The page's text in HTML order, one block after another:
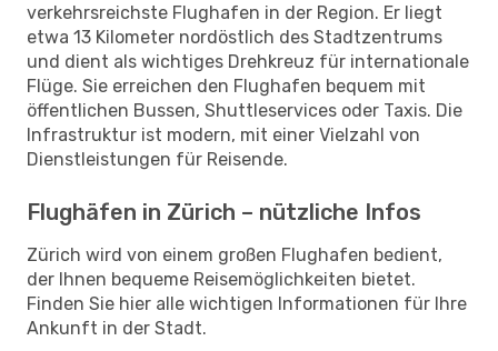
verkehrsreichste Flughafen in der Region. Er liegt
etwa 13 Kilometer nordöstlich des Stadtzentrums
und dient als wichtiges Drehkreuz für internationale
Flüge. Sie erreichen den Flughafen bequem mit
öffentlichen Bussen, Shuttleservices oder Taxis. Die
Infrastruktur ist modern, mit einer Vielzahl von
Dienstleistungen für Reisende.
Flughäfen in Zürich – nützliche Infos
Zürich wird von einem großen Flughafen bedient,
der Ihnen bequeme Reisemöglichkeiten bietet.
Finden Sie hier alle wichtigen Informationen für Ihre
Ankunft in der Stadt.